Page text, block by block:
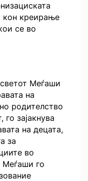
кон креирање
се во
Меѓаши
на
родителство
го зајакнува
на децата,
за
во
Меѓаши го